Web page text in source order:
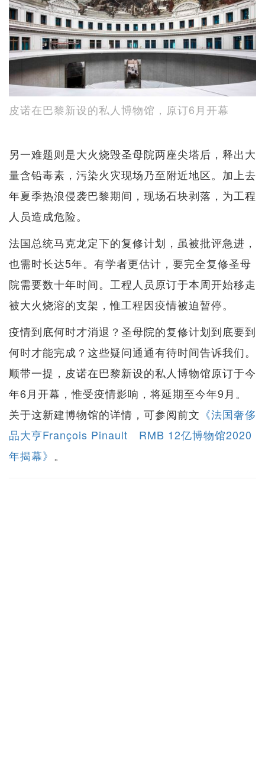
皮诺在巴黎新设的私人博物馆，原订6月开幕
另一难题则是大火烧毁圣母院两座尖塔后，释出大
量含铅毒素，污染火灾现场乃至附近地区。加上去
年夏季热浪侵袭巴黎期间，现场石块剥落，为工程
人员造成危险。
法国总统马克龙定下的复修计划，虽被批评急进，
也需时长达5年。有学者更估计，要完全复修圣母
院需要数十年时间。工程人员原订于本周开始移走
被大火烧溶的支架，惟工程因疫情被迫暂停。
疫情到底何时才消退？圣母院的复修计划到底要到
何时才能完成？这些疑问通通有待时间告诉我们。
顺带一提，皮诺在巴黎新设的私人博物馆原订于今
年6月开幕，惟受疫情影响，将延期至今年9月。
关于这新建博物馆的详情，可参阅前文 《法国奢侈
品大亨François Pinault RMB 12亿博物馆2020
年揭幕》 。